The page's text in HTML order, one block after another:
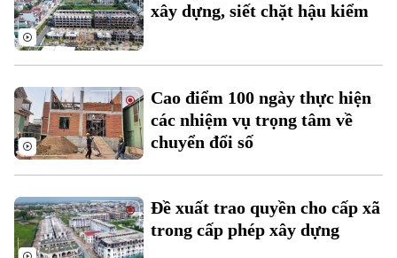
xây dựng, siết chặt hậu kiểm
Cao điểm 100 ngày thực hiện
các nhiệm vụ trọng tâm về
chuyển đổi số
Đề xuất trao quyền cho cấp xã
trong cấp phép xây dựng